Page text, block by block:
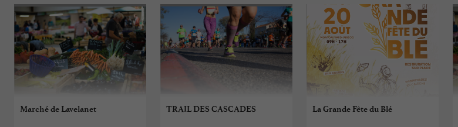
Marché de Lavelanet TRAIL DES CASCADES La Grande Fête du Blé